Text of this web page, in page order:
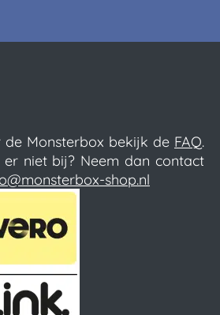
Monsterbox bekijk de FAQ.
niet bij? Neem dan contact
shop.nl